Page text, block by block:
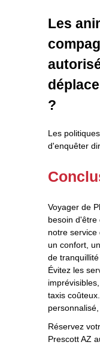
Les
?
Les
d'enquêter
Voyager de
besoin d'être
notre service
un confort,
de
Évitez les
taxis
Réservez
Prescott AZ